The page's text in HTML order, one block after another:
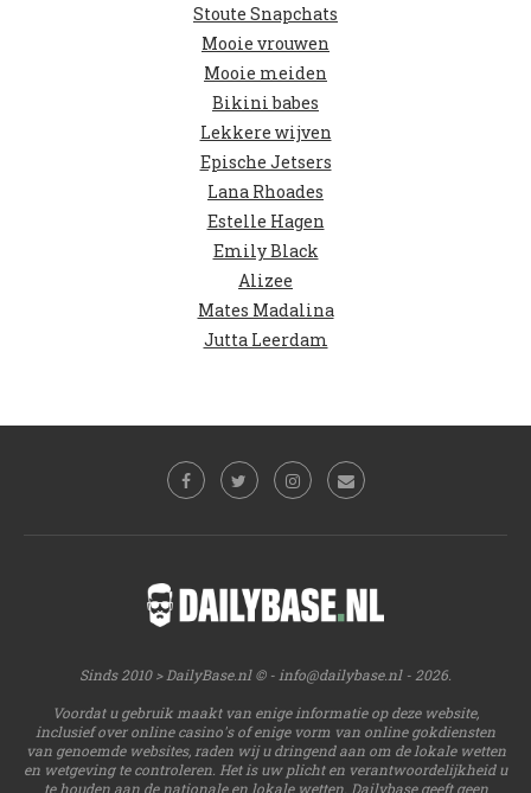
Stoute Snapchats
Mooie vrouwen
Mooie meiden
Bikini babes
Lekkere wijven
Epische Jetsers
Lana Rhoades
Estelle Hagen
Emily Black
Alizee
Mates Madalina
Jutta Leerdam
Sinds 2010 > DailyBase.nl © - info@dailybase.nl- 2026.
Voordat u gebruik maakt van enige informatie op deze website,
inclusief over online casino's of enige vorm van online gokdiensten
van genoemde websites, raden wij u dringend aan om de lokale wetten
en wetgeving te controleren. Het is uw plicht en verantwoordelijkheid u
te houden aan de nationale en lokale wetten. Dailybase geeft geen